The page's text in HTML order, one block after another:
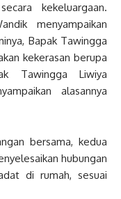
kekeluargaan.
menyampaikan
Bapak Tawingga
kekerasan berupa
Tawingga Liwiya
alasannya
bersama, kedua
hubungan
di rumah, sesuai